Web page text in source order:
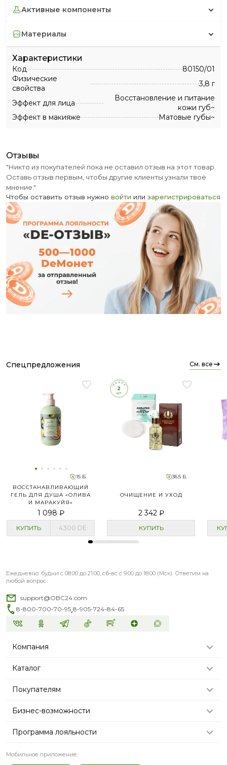
активные компоненты
материалы
Характеристики
Код
80150/01
Физические
свойства
3,8 г
Эффект для лица
Восстановление и питание
кожи губ~
Эффект в макияже
Матовые губы~
отзывы
"Никто из покупателей пока не оставил отзыв на этот товар.
Оставь отзыв первым, чтобы другие клиенты узнали твоё
мнение."
Чтобы оставить отзыв нужно войти или зарегистрироваться
спецпредложения см. все
15 Б.
ВОССТАНАВЛИВАЮЩИЙ
ГЕЛЬ ДЛЯ ДУША «ОЛИВА
И МАРАКУЙЯ»
1 098 ₽
КУПИТЬ 4300 DE
36.5 Б.
ОЧИЩЕНИЕ И УХОД
2 342 ₽
КУПИТЬ
Ежедневно: будни с 08:00 до 21:00, сб-вс с 9:00 до 18:00 (Мск). Ответим на
любой вопрос
support@OBC24.com
8-800-700-70-95,8-905-724-84-65
Компания
Каталог
Покупателям
Бизнес-возможности
Программа лояльности
Мобильное приложение: